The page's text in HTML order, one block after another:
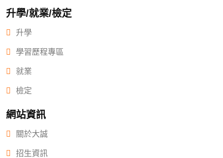
升學/就業/檢定
升學
學習歷程專區
就業
檢定
網站資訊
關於大誠
招生資訊